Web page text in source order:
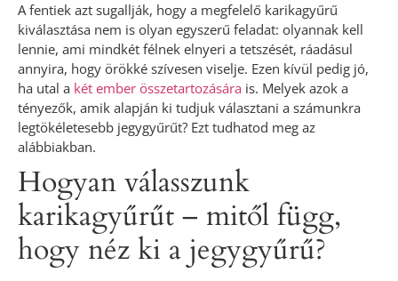
A fentiek azt sugallják, hogy a megfelelő karikagyűrű
kiválasztása nem is olyan egyszerű feladat: olyannak kell
lennie, ami mindkét félnek elnyeri a tetszését, ráadásul
annyira, hogy örökké szívesen viselje. Ezen kívül pedig jó,
ha utal a két ember összetartozására is. Melyek azok a
tényezők, amik alapján ki tudjuk választani a számunkra
legtökéletesebb jegygyűrűt? Ezt tudhatod meg az
alábbiakban.
Hogyan válasszunk
karikagyűrűt – mitől függ,
hogy néz ki a jegygyűrű?